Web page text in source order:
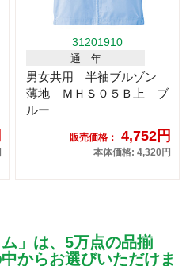
31201910
通 年
男女共用 半袖ブルゾン
薄地 ＭＨＳ０５Ｂ上 ブ
ルー
販売価格： 4,752円
本体価格: 4,320円
」は、5万点の品揃
からお選びいただけま